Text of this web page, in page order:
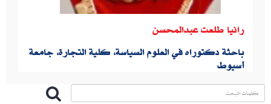
رانيا طلعت عبدالمحسن
باحثة دكتوراه في العلوم السياسة، كلية التجارة، جامعة
أسيوط